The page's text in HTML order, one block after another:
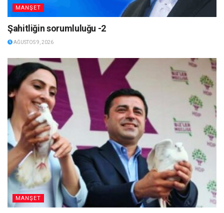
MANŞET
Şahitliğin sorumluluğu -2
AĞUSTOS 9, 2026
MANŞET